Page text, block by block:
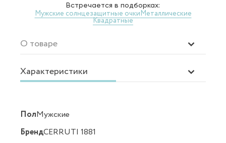
Встречается в подборках:
Мужские солнцезащитные очкиМеталлические
Квадратные
О товаре
Характеристики
ПолМужские
БрендCERRUTI 1881